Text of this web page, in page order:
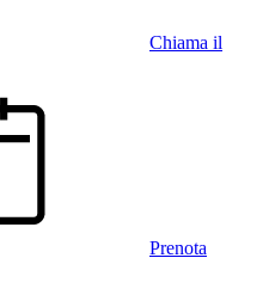
Chiama il
Prenota